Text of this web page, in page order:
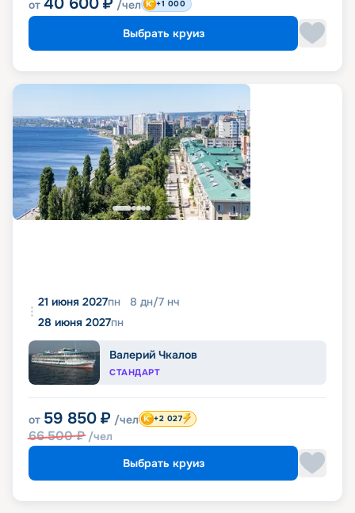
от /чел +1 000
Выбрать круиз
21 июня 2027пн 8 дн/7 нч
28 июня 2027пн
Валерий Чкалов
СТАНДАРТ
от 59 850 ₽ /чел
66 500₽ /чел
+2 027
Выбрать круиз